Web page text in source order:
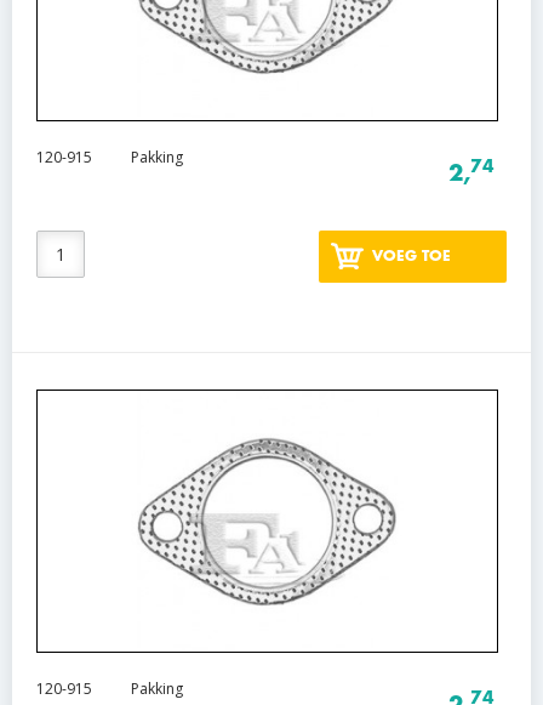
120-915 Pakking
2,74
VOEG TOE
120-915 Pakking 74